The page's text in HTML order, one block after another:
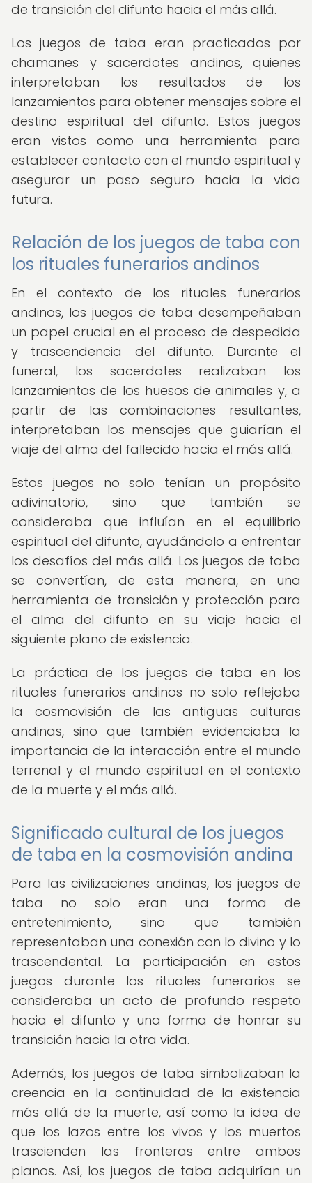
de transición del difunto hacia el más allá.
Los juegos de taba eran practicados por
chamanes y sacerdotes andinos, quienes
interpretaban los resultados de los
lanzamientos para obtener mensajes sobre el
destino espiritual del difunto. Estos juegos
eran vistos como una herramienta para
establecer contacto con el mundo espiritual y
asegurar un paso seguro hacia la vida
futura.
Relación de los juegos de taba con
los rituales funerarios andinos
En el contexto de los rituales funerarios
andinos, los juegos de taba desempeñaban
un papel crucial en el proceso de despedida
y trascendencia del difunto. Durante el
funeral, los sacerdotes realizaban los
lanzamientos de los huesos de animales y, a
partir de las combinaciones resultantes,
interpretaban los mensajes que guiarían el
viaje del alma del fallecido hacia el más allá.
Estos juegos no solo tenían un propósito
adivinatorio, sino que también se
consideraba que influían en el equilibrio
espiritual del difunto, ayudándolo a enfrentar
los desafíos del más allá. Los juegos de taba
se convertían, de esta manera, en una
herramienta de transición y protección para
el alma del difunto en su viaje hacia el
siguiente plano de existencia.
La práctica de los juegos de taba en los
rituales funerarios andinos no solo reflejaba
la cosmovisión de las antiguas culturas
andinas, sino que también evidenciaba la
importancia de la interacción entre el mundo
terrenal y el mundo espiritual en el contexto
de la muerte y el más allá.
Significado cultural de los juegos
de taba en la cosmovisión andina
Para las civilizaciones andinas, los juegos de
taba no solo eran una forma de
entretenimiento, sino que también
representaban una conexión con lo divino y lo
trascendental. La participación en estos
juegos durante los rituales funerarios se
consideraba un acto de profundo respeto
hacia el difunto y una forma de honrar su
transición hacia la otra vida.
Además, los juegos de taba simbolizaban la
creencia en la continuidad de la existencia
más allá de la muerte, así como la idea de
que los lazos entre los vivos y los muertos
trascienden las fronteras entre ambos
planos. Así, los juegos de taba adquirían un